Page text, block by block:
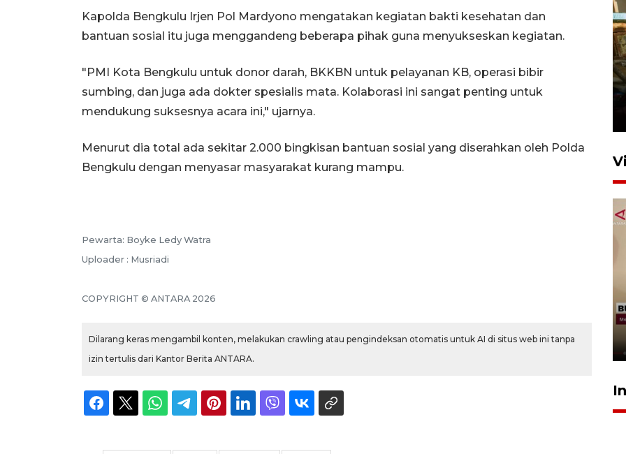
Kapolda Bengkulu Irjen Pol Mardyono mengatakan kegiatan bakti kesehatan dan
bantuan sosial itu juga menggandeng beberapa pihak guna menyukseskan kegiatan.
"PMI Kota Bengkulu untuk donor darah, BKKBN untuk pelayanan KB, operasi bibir
sumbing, dan juga ada dokter spesialis mata. Kolaborasi ini sangat penting untuk
mendukung suksesnya acara ini," ujarnya.
Menurut dia total ada sekitar 2.000 bingkisan bantuan sosial yang diserahkan oleh Polda
Bengkulu dengan menyasar masyarakat kurang mampu.
Pewarta: Boyke Ledy Watra
Uploader : Musriadi
COPYRIGHT © ANTARA 2026
Dilarang keras mengambil konten, melakukan crawling atau pengindeksan otomatis untuk AI di situs web ini tanpa
izin tertulis dari Kantor Berita ANTARA.
Foto: Lokasi ledakan bom
rakitan di Padang
17 Juli 2026 13:24